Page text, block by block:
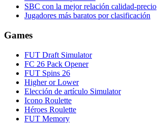
SBC con la mejor relación calidad-precio
Jugadores más baratos por clasificación
Games
FUT Draft Simulator
FC 26 Pack Opener
FUT Spins 26
Higher or Lower
Elección de artículo Simulator
Icono Roulette
Héroes Roulette
FUT Memory